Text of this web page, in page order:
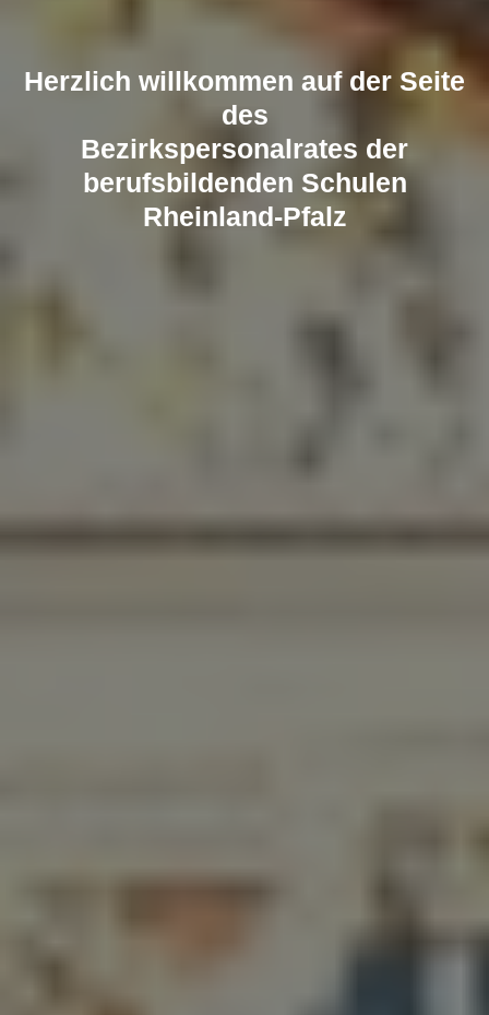
Herzlich willkommen auf der Seite
des
Bezirkspersonalrates der
berufsbildenden Schulen
Rheinland-Pfalz